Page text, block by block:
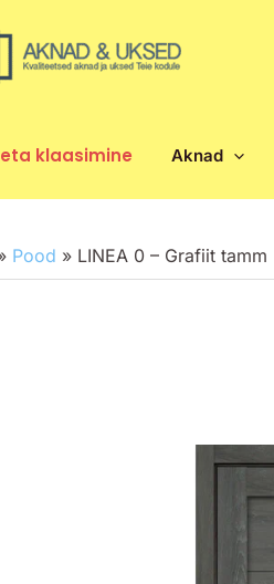
klaasimine Aknad
Pood » LINEA 0 – Grafiit tamm